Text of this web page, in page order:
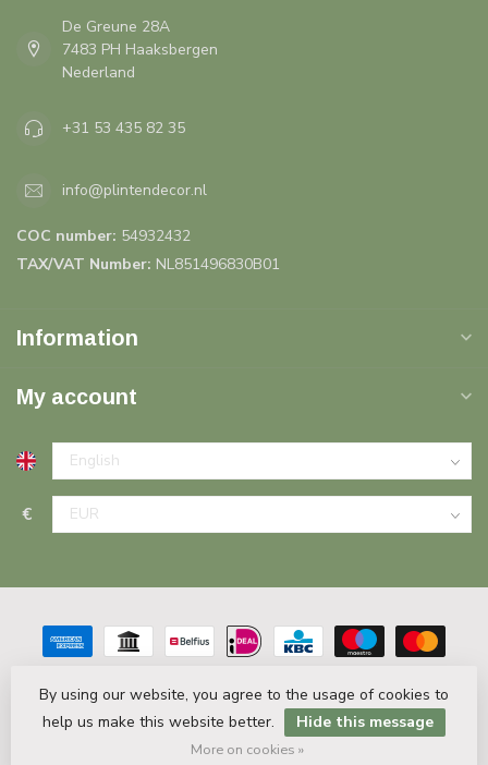
De Greune 28A
7483 PH Haaksbergen
Nederland
+31 53 435 82 35
info@plintendecor.nl
COC number: 54932432
TAX/VAT Number: NL851496830B01
Information
My account
€
© Copyright 2026 Plinten Decor.nl- Powered byLightspeed-
Theme byDyvelopment
By using our website, you agree to the usage of cookies to
help us make this website better.
Hide this message
More on cookies »